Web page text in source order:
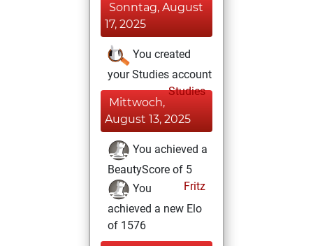
Sonntag, August
17, 2025
You created
your Studies account
Studies
Mittwoch,
August 13, 2025
You achieved a
BeautyScore of 5
Fritz
You
achieved a new Elo
of 1576